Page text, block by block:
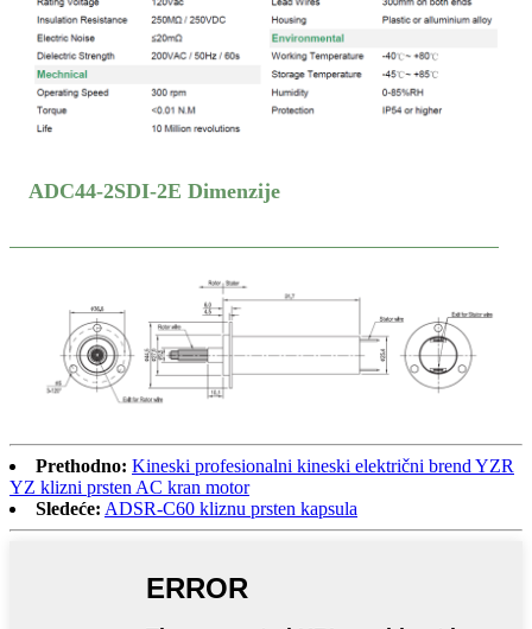
ADC44-2SDI-2E Dimenzije
Prethodno: Kineski profesionalni kineski električni brend YZR
YZ klizni prsten AC kran motor
Sledeće: ADSR-C60 kliznu prsten kapsula